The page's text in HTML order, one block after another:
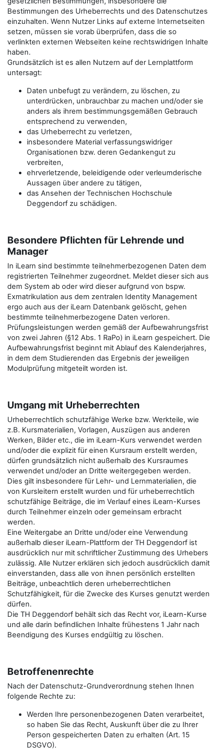
Bestimmungen des Urheberrechts und des Datenschutzes
einzuhalten. Wenn Nutzer Links auf externe Internetseiten
setzen, müssen sie vorab überprüfen, dass die so
verlinkten externen Webseiten keine rechtswidrigen Inhalte
haben.
Grundsätzlich ist es allen Nutzern auf der Lernplattform
untersagt:
Daten unbefugt zu verändern, zu löschen, zu
unterdrücken, unbrauchbar zu machen und/oder sie
anders als ihrem bestimmungsgemäßen Gebrauch
entsprechend zu verwenden,
das Urheberrecht zu verletzen,
insbesondere Material verfassungswidriger
Organisationen bzw. deren Gedankengut zu
verbreiten,
ehrverletzende, beleidigende oder verleumderische
Aussagen über andere zu tätigen,
das Ansehen der Technischen Hochschule
Deggendorf zu schädigen.
Besondere Pflichten für Lehrende und
Manager
In iLearn sind bestimmte teilnehmerbezogenen Daten dem
registrierten Teilnehmer zugeordnet. Meldet dieser sich aus
dem System ab oder wird dieser aufgrund von bspw.
Exmatrikulation aus dem zentralen Identity Management
ergo auch aus der iLearn Datenbank gelöscht, gehen
bestimmte teilnehmerbezogene Daten verloren.
Prüfungsleistungen werden gemäß der Aufbewahrungsfrist
von zwei Jahren (§12 Abs. 1 RaPo) in iLearn gespeichert. Die
Aufbewahrungsfrist beginnt mit Ablauf des Kalenderjahres,
in dem dem Studierenden das Ergebnis der jeweiligen
Modulprüfung mitgeteilt worden ist.
Umgang mit Urheberrechten
Urheberrechtlich schutzfähige Werke bzw. Werkteile, wie
z.B. Kursmaterialien, Vorlagen, Auszügen aus anderen
Werken, Bilder etc., die im iLearn-Kurs verwendet werden
und/oder die explizit für einen Kursraum erstellt werden,
dürfen grundsätzlich nicht außerhalb des Kursraumes
verwendet und/oder an Dritte weitergegeben werden.
Dies gilt insbesondere für Lehr- und Lernmaterialien, die
von Kursleitern erstellt wurden und für urheberrechtlich
schutzfähige Beiträge, die im Verlauf eines iLearn-Kurses
durch Teilnehmer einzeln oder gemeinsam erbracht
werden.
Eine Weitergabe an Dritte und/oder eine Verwendung
außerhalb dieser iLearn-Plattform der TH Deggendorf ist
ausdrücklich nur mit schriftlicher Zustimmung des Urhebers
zulässig. Alle Nutzer erklären sich jedoch ausdrücklich damit
einverstanden, dass alle von ihnen persönlich erstellten
Beiträge, unbeachtlich deren urheberrechtlichen
Schutzfähigkeit, für die Zwecke des Kurses genutzt werden
dürfen.
Die TH Deggendorf behält sich das Recht vor, iLearn-Kurse
und alle darin befindlichen Inhalte frühestens 1 Jahr nach
Beendigung des Kurses endgültig zu löschen.
Betroffenenrechte
Nach der Datenschutz-Grundverordnung stehen Ihnen
folgende Rechte zu:
Werden Ihre personenbezogenen Daten verarbeitet,
so haben Sie das Recht, Auskunft über die zu Ihrer
Person gespeicherten Daten zu erhalten (Art. 15
DSGVO).